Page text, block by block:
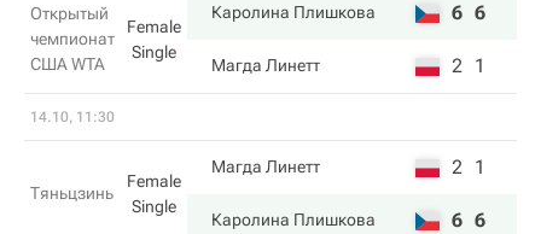
Открытый
чемпионат
США WTA
Female
Single
Каролина Плишкова 6 6
Магда Линетт 2 1
14.10, 11:30
Тяньцзинь
Female
Single
Магда Линетт 2 1
Каролина Плишкова 6 6